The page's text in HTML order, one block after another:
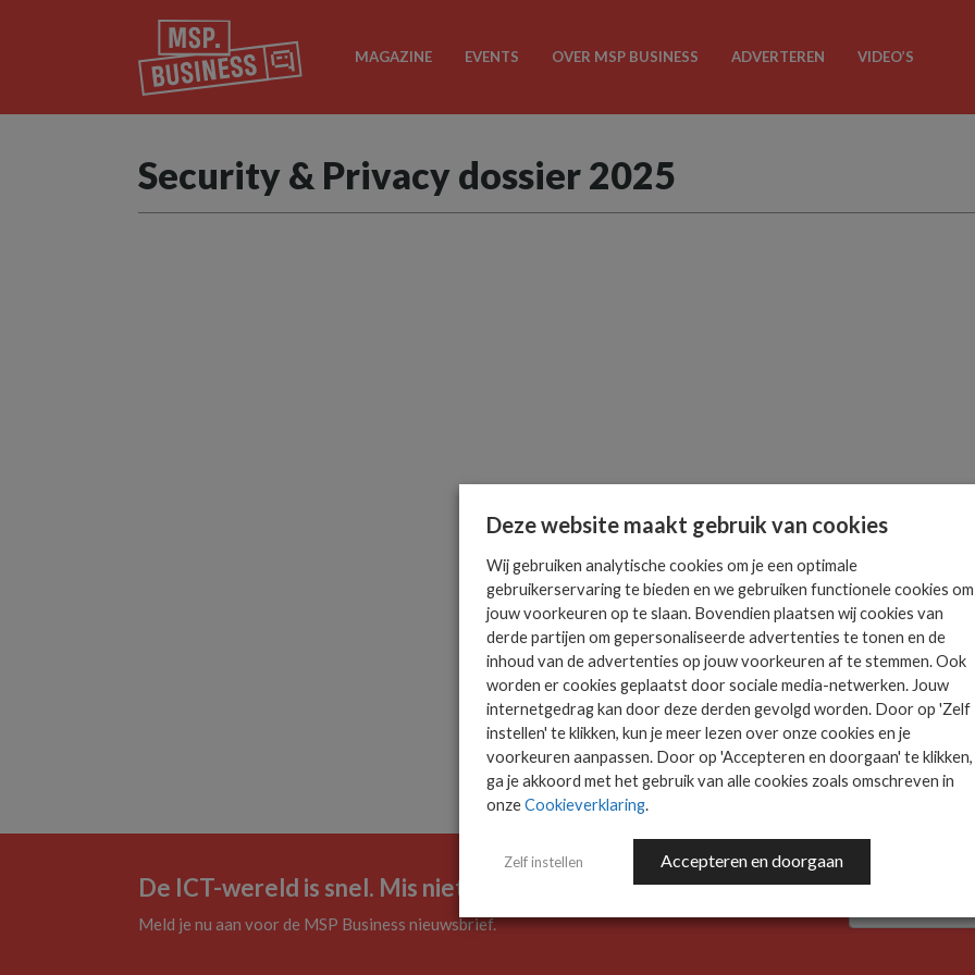
MAGAZINE EVENTS OVER MSP BUSINESS ADVERTEREN VIDEO’S
Security & Privacy dossier 2025
De ICT-wereld is snel. Mis niets.
Meld je nu aan voor de MSP Business nieuwsbrief.
Deze website maakt gebruik van cookies
Wij gebruiken analytische cookies om je een optimale
gebruikerservaring te bieden en we gebruiken functionele cookies om
jouw voorkeuren op te slaan. Bovendien plaatsen wij cookies van
derde partijen om gepersonaliseerde advertenties te tonen en de
inhoud van de advertenties op jouw voorkeuren af te stemmen. Ook
worden er cookies geplaatst door sociale media-netwerken. Jouw
internetgedrag kan door deze derden gevolgd worden. Door op 'Zelf
instellen' te klikken, kun je meer lezen over onze cookies en je
voorkeuren aanpassen. Door op 'Accepteren en doorgaan' te klikken,
ga je akkoord met het gebruik van alle cookies zoals omschreven in
onzeCookieverklaring.
Zelf instellen Accepteren en doorgaan